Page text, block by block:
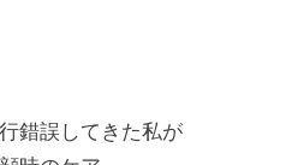
錯誤してきた私が